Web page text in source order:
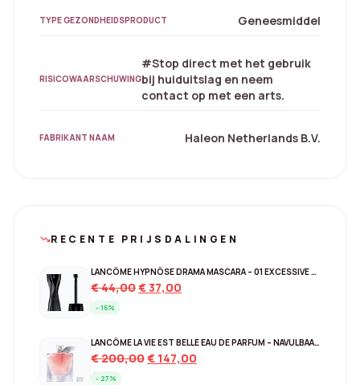
TYPE GEZONDHEIDSPRODUCT Geneesmiddel
RISICOWAARSCHUWING
#Stop direct met het gebruik
bij huiduitslag en neem
contact op met een arts.
FABRIKANT NAAM Haleon Netherlands B.V.
trending_downRECENTE PRIJSDALINGEN
LANCÔME HYPNÔSE DRAMA MASCARA – 01 EXCESSIVE BLACK
€44,00Original
€37,00
- 16%
LANCÔME LA VIE EST BELLE EAU DE PARFUM – NAVULBAAR 150 ML
€200,00Original
€ 147,00
- 27%